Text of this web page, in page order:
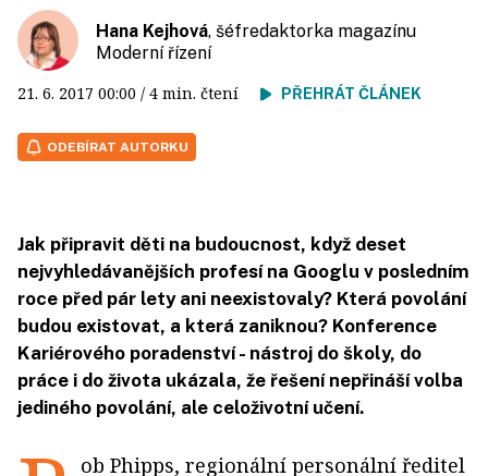
Hana Kejhová, šéfredaktorka magazínu
Moderní řízení
21. 6. 2017 00:00 / 4 min. čtení PŘEHRÁT ČLÁNEK
ODEBÍRAT AUTORKU
Jak připravit děti na budoucnost, když deset
nejvyhledávanějších profesí na Googlu v posledním
roce před pár lety ani neexistovaly? Která povolání
budou existovat, a která zaniknou? Konference
Kariérového poradenství - nástroj do školy, do
práce i do života ukázala, že řešení nepřináší volba
jediného povolání, ale celoživotní učení.
ob Phipps, regionální personální ředitel